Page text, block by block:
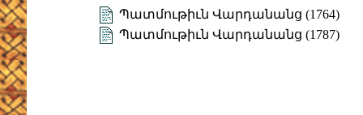
Պատմութիւն Վարդանանց (1764)
Պատմութիւն Վարդանանց (1787)